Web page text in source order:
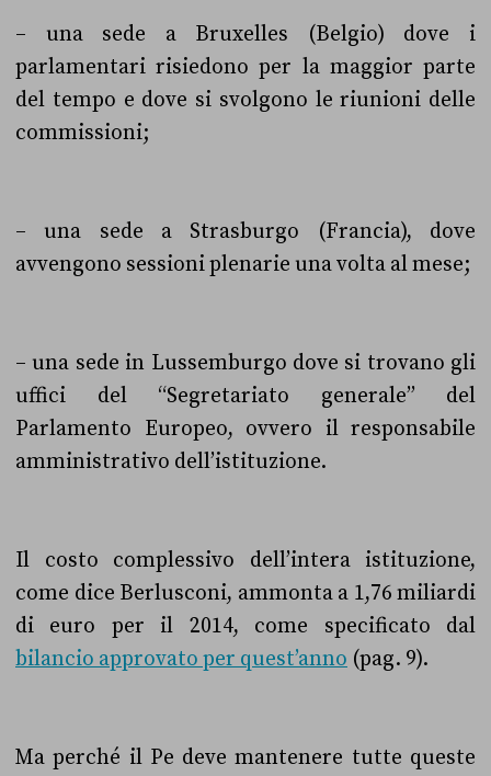
– una sede a Bruxelles (Belgio) dove i
parlamentari risiedono per la maggior parte
del tempo e dove si svolgono le riunioni delle
commissioni;
– una sede a Strasburgo (Francia), dove
avvengono sessioni plenarie una volta al mese;
– una sede in Lussemburgo dove si trovano gli
uffici del “Segretariato generale” del
Parlamento Europeo, ovvero il responsabile
amministrativo dell’istituzione.
Il costo complessivo dell’intera istituzione,
come dice Berlusconi, ammonta a 1,76 miliardi
di euro per il 2014, come specificato dal
bilancio approvato per quest’anno (pag. 9).
Ma perché il Pe deve mantenere tutte queste